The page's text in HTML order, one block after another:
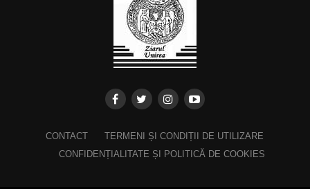
CONTACT
TERMENI ȘI CONDIȚII DE UTILIZARE
CONFIDENȚIALITATE ȘI POLITICĂ DE COOKIES